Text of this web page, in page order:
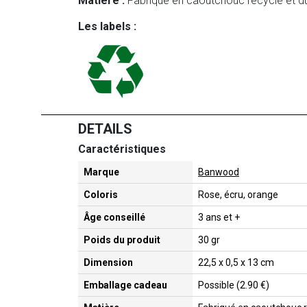
Les labels :
DETAILS
Caractéristiques
Marque Banwood
Coloris Rose, écru, orange
Âge conseillé 3 ans et +
Poids du produit 30 gr
Dimension 22,5 x 0,5 x 13 cm
Emballage cadeau Possible (2.90 €)